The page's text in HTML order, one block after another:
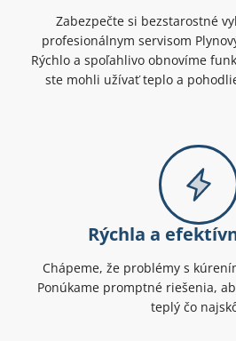
Zabezpečte si bezstarostné
profesionálnym servisom
Rýchlo a spoľahlivo obnovíme
ste mohli užívať teplo a
Rýchla a
Chápeme, že problémy s
Ponúkame promptné riešenia,
teplý čo